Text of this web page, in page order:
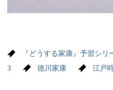
『どうする家康』予習シリ
3
徳川家康 江戸